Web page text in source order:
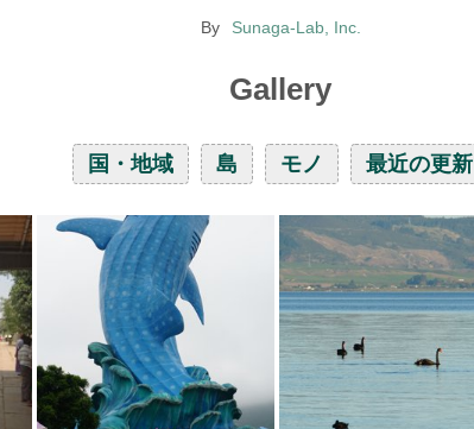
By Sunaga-Lab, Inc.
Gallery
国・地域 島 モノ 最近の更新